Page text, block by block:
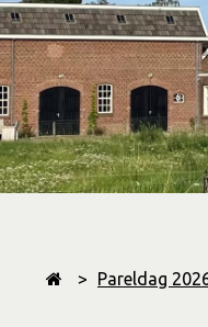
> Pareldag